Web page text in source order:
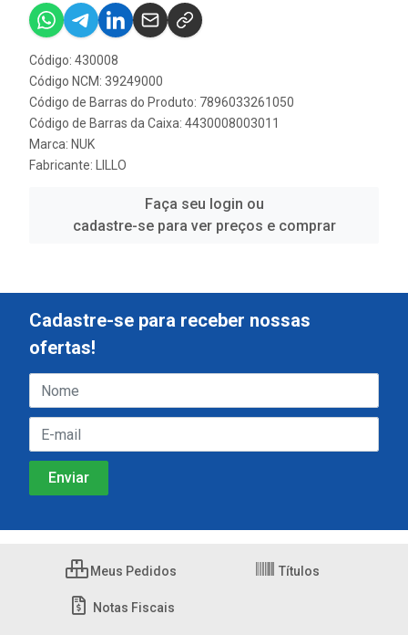
Código: 430008
Código NCM: 39249000
Código de Barras do Produto: 7896033261050
Código de Barras da Caixa: 4430008003011
Marca: NUK
Fabricante:
LILLO
Faça seu login ou
cadastre-se para ver preços e comprar
Cadastre-se para receber nossas
ofertas!
Meus Pedidos Títulos
Notas Fiscais